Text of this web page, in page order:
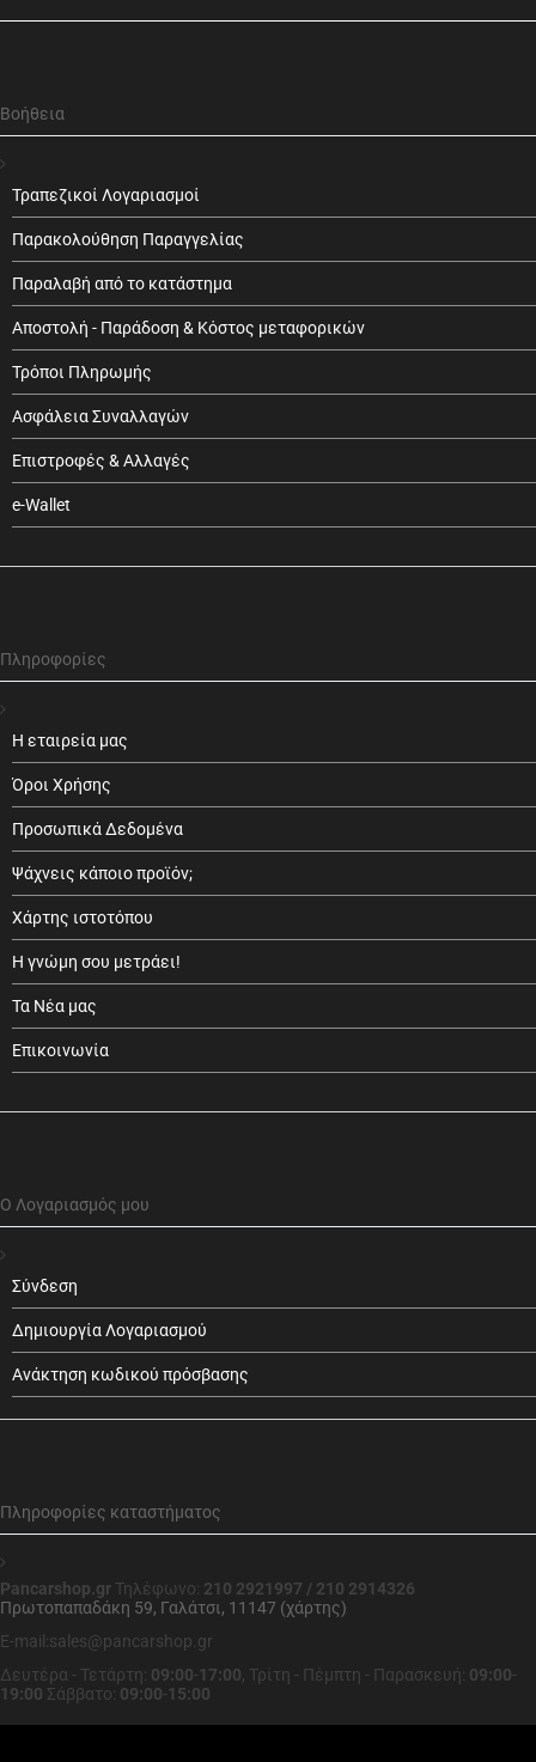
Βοήθεια
Τραπεζικοί Λογαριασμοί
Παρακολούθηση Παραγγελίας
Παραλαβή από το κατάστημα
Αποστολή - Παράδοση & Κόστος μεταφορικών
Τρόποι Πληρωμής
Ασφάλεια Συναλλαγών
Επιστροφές & Αλλαγές
e-Wallet
Πληροφορίες
Η εταιρεία μας
Όροι Χρήσης
Προσωπικά Δεδομένα
Ψάχνεις κάποιο προϊόν;
Χάρτης ιστοτόπου
Η γνώμη σου μετράει!
Τα Νέα μας
Επικοινωνία
Ο Λογαριασμός μου
Σύνδεση
Δημιουργία Λογαριασμού
Ανάκτηση κωδικού πρόσβασης
Πληροφορίες καταστήματος
Pancarshop.gr Τηλέφωνο: 210 2921997 / 210 2914326
Πρωτοπαπαδάκη 59, Γαλάτσι, 11147 (χάρτης)
E-mail:sales@pancarshop.gr
Δευτέρα - Τετάρτη: 09:00-17:00, Τρίτη - Πέμπτη - Παρασκευή: 09:00-
19:00 Σάββατο: 09:00-15:00